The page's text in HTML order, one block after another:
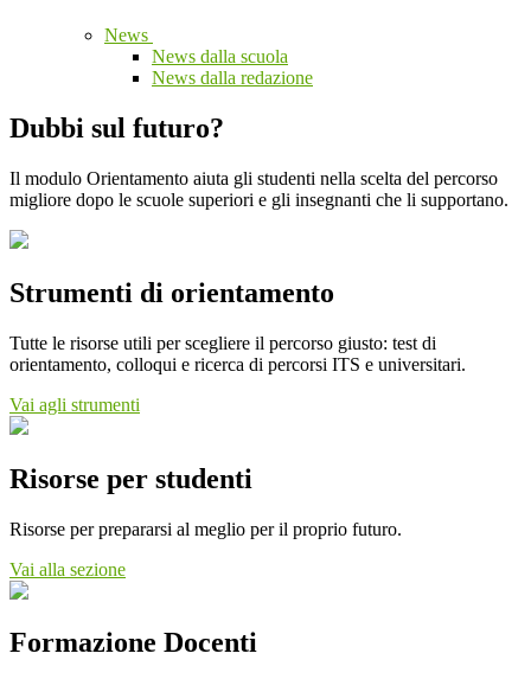
News
News dalla scuola
News dalla redazione
Dubbi sul futuro?
Il modulo Orientamento aiuta gli studenti nella scelta del percorso
migliore dopo le scuole superiori e gli insegnanti che li supportano.
Strumenti di orientamento
Tutte le risorse utili per scegliere il percorso giusto: test di
orientamento, colloqui e ricerca di percorsi ITS e universitari.
Vai agli strumenti
Risorse per studenti
Risorse per prepararsi al meglio per il proprio futuro.
Vai alla sezione
Formazione Docenti